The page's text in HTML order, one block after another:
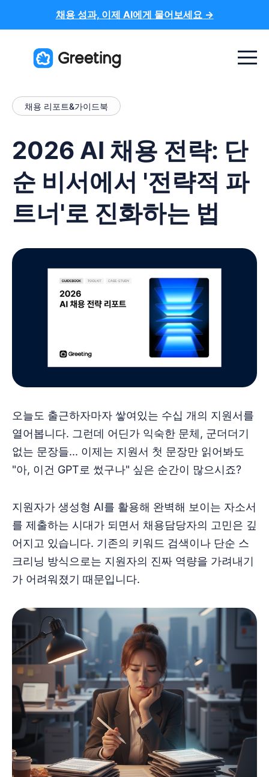
채용 성과, 이제 AI에게 물어보세요 →
Menu
채용 리포트&가이드북
2026 AI 채용 전략: 단
순 비서에서 '전략적 파
트너'로 진화하는 법
오늘도 출근하자마자 쌓여있는 수십 개의 지원서를
열어봅니다. 그런데 어딘가 익숙한 문체, 군더더기
없는 문장들... 이제는 지원서 첫 문장만 읽어봐도
"아, 이건 GPT로 썼구나" 싶은 순간이 많으시죠?
지원자가 생성형 AI를 활용해 완벽해 보이는 자소서
를 제출하는 시대가 되면서 채용담당자의 고민은 깊
어지고 있습니다. 기존의 키워드 검색이나 단순 스
크리닝 방식으로는 지원자의 진짜 역량을 가려내기
가 어려워졌기 때문입니다.